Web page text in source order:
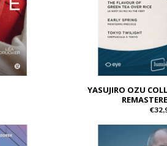
YASUJIRO OZU